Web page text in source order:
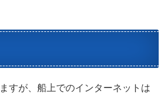
すが、船上でのインターネットは